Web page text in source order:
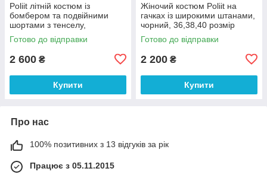
Poliit літній костюм із
бомбером та подвійними
шортами з тенселу,
червоний, 36–38
Готово до відправки
2 600 ₴
Купити
Жіночий костюм Poliit на
гачках із широкими штанами,
чорний, 36,38,40 розмір
Готово до відправки
2 200 ₴
Купити
Про нас
100% позитивних з 13 відгуків за рік
Працює з 05.11.2015